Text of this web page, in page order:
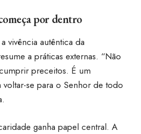
por dentro
vivência autêntica da
a práticas externas. “Não
preceitos. É um
se para o Senhor de todo
ganha papel central. A